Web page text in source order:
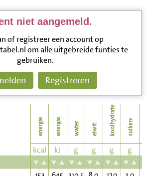
niet aangemeld.
of registreer een account op
om alle uitgebreide funties te
gebruiken.
Registreren
energie energie water eiwit koolhydraten suikers
kcal kJ g g g g